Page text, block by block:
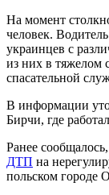
На момент
человек.
украинцев с
из них в тяжелом
спасательной
В информации
Бирчи, где
Ранее
ДТП на
польском городе